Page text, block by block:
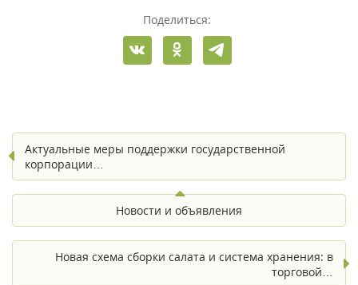
Поделиться:
Актуальные меры поддержки государственной
корпорации…
Новости и объявления
Новая схема сборки салата и система хранения: в
торговой…